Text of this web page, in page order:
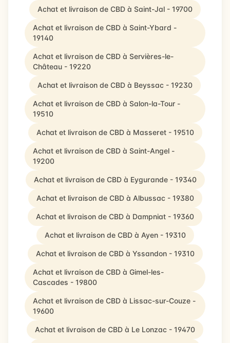
Achat et livraison de CBD à Saint-Jal - 19700
Achat et livraison de CBD à Saint-Ybard -
19140
Achat et livraison de CBD à Servières-le-
Château - 19220
Achat et livraison de CBD à Beyssac - 19230
Achat et livraison de CBD à Salon-la-Tour -
19510
Achat et livraison de CBD à Masseret - 19510
Achat et livraison de CBD à Saint-Angel -
19200
Achat et livraison de CBD à Eygurande - 19340
Achat et livraison de CBD à Albussac - 19380
Achat et livraison de CBD à Dampniat - 19360
Achat et livraison de CBD à Ayen - 19310
Achat et livraison de CBD à Yssandon - 19310
Achat et livraison de CBD à Gimel-les-
Cascades - 19800
Achat et livraison de CBD à Lissac-sur-Couze -
19600
Achat et livraison de CBD à Le Lonzac - 19470